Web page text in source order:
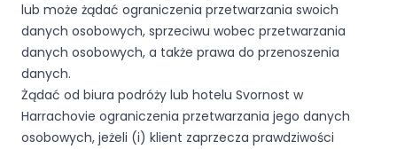
lub może żądać ograniczenia przetwarzania swoich
danych osobowych, sprzeciwu wobec przetwarzania
danych osobowych, a także prawa do przenoszenia
danych.
Żądać od biura podróży lub hotelu Svornost w
Harrachovie ograniczenia przetwarzania jego danych
osobowych, jeżeli (i) klient zaprzecza prawdziwości